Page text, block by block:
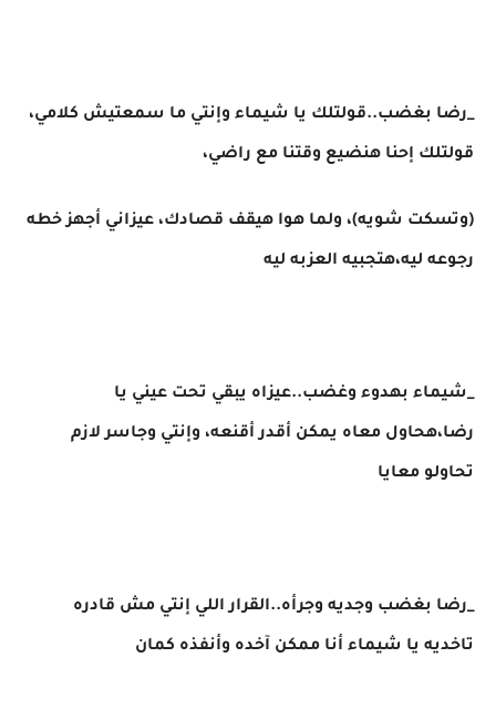
_رضا بغضب..قولتلك يا شيماء وإنتي ما سمعتيش كلامي،
قولتلك إحنا هنضيع وقتنا مع راضي،
(وتسكت شويه)، ولما هوا هيقف قصادك، عيزاني أجهز خطه
رجوعه ليه،هتجبيه العزبه ليه
_شيماء بهدوء وغضب..عيزاه يبقي تحت عيني يا
رضا،هحاول معاه يمكن أقدر أقنعه، وإنتي وجاسر لازم
تحاولو معايا
_رضا بغضب وجديه وجرأه..القرار اللي إنتي مش قادره
تاخديه يا شيماء أنا ممكن آخده وأنفذه كمان